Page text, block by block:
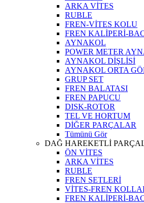
ARKA VİTES
RUBLE
FREN-VİTES KOLU
FREN KALİPERİ-
AYNAKOL
POWER METER
AYNAKOL DİŞLİSİ
AYNAKOL ORTA
GRUP SET
FREN BALATASI
FREN PAPUCU
DISK-ROTOR
TEL VE HORTUM
DİĞER PARÇALAR
Tümünü Gör
DAĞ HAREKETLİ
ÖN VİTES
ARKA VİTES
RUBLE
FREN SETLERİ
VİTES-FREN
FREN KALİPERİ-